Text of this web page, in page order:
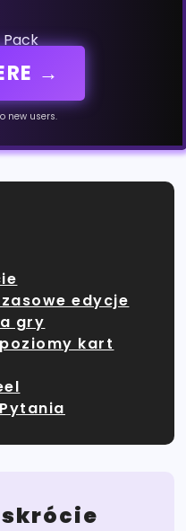
→
new users.
edycje
gry
kart
skrócie